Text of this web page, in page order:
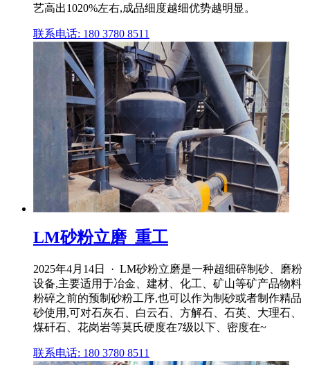
艺高出1020%左右,成品细度越细优势越明显。
联系电话: 180 3780 8511
LM砂粉立磨_重工
2025年4月14日 · LM砂粉立磨是一种超细碎制砂、磨粉
设备,主要适用于冶金、建材、化工、矿山等矿产品物料
粉碎之前的预制砂粉工序,也可以作为制砂或者制作精品
砂使用,可对石灰石、白云石、方解石、石英、大理石、
煤矸石、花岗岩等莫氏硬度在7级以下、密度在~
联系电话: 180 3780 8511